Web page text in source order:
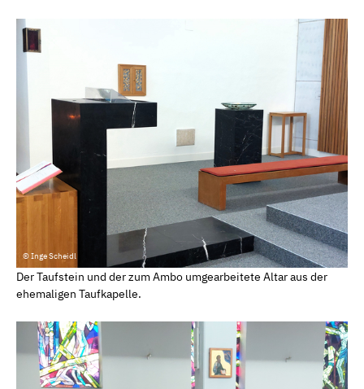
© Inge Scheidl
Der Taufstein und der zum Ambo umgearbeitete Altar aus der
ehemaligen Taufkapelle.